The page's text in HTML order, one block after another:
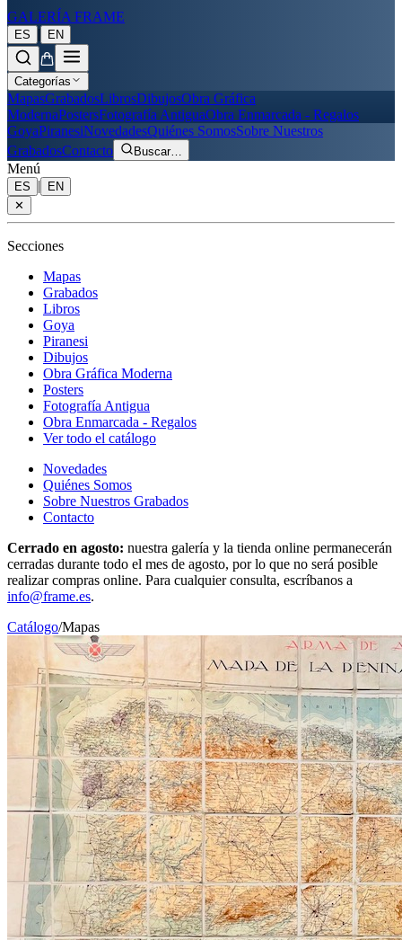
GALERÍA FRAME
ES | EN
Categorías
MapasGrabadosLibrosDibujosObra Gráfica
ModernaPostersFotografía AntiguaObra Enmarcada - Regalos
GoyaPiranesiNovedadesQuiénes SomosSobre Nuestros
GrabadosContacto Buscar…
Menú
ES |
EN
✕
Secciones
Mapas
Grabados
Libros
Goya
Piranesi
Dibujos
Obra Gráfica Moderna
Posters
Fotografía Antigua
Obra Enmarcada - Regalos
Ver todo el catálogo
Novedades
Quiénes Somos
Sobre Nuestros Grabados
Contacto
Cerrado en agosto: nuestra galería y la tienda online permanecerán
cerradas durante todo el mes de agosto, por lo que no será posible
realizar compras online. Para cualquier consulta, escríbanos a
info@frame.es.
Catálogo/Mapas